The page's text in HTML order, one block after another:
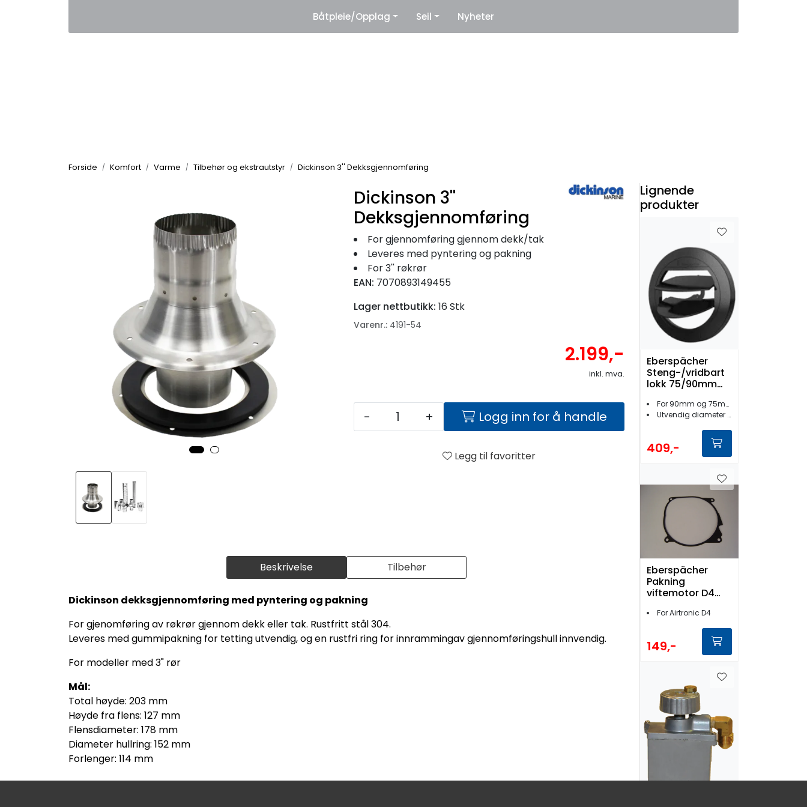
Leverandører
Båtpleie/Opplag Seil Nyheter
Forside Komfort Varme Tilbehør og ekstrautstyr Dickinson 3'' Dekksgjennomføring
Beskrivelse Tilbehør
Dickinson dekksgjennomføring med pyntering og pakning
For gjenomføring av røkrør gjennom dekk eller tak. Rustfritt stål 304.
Leveres med gummipakning for tetting utvendig, og en rustfri ring for innrammingav gjennomføringshull innvendig.
For modeller med 3" rør
Mål:
Total høyde: 203 mm
Høyde fra flens: 127 mm
Flensdiameter: 178 mm
Diameter hullring: 152 mm
Forlenger: 114 mm
Dickinson 3''
Dekksgjennomføring
For gjennomføring gjennom dekk/tak
Leveres med pyntering og pakning
For 3'' røkrør
EAN: 7070893149455
Lager nettbutikk: 16 Stk
Varenr.: 4191-54
2.199,-
inkl. mva.
- + Logg inn for å handle
Legg til favoritter
Lignende
produkter
Eberspächer
Steng-/vridbart
lokk 75/90mm
For 90mm og 75mm bakstykker
Utvendig diameter 120 mm
409,-
Eberspächer
Pakning
viftemotor D4
For Airtronic D4
149,-